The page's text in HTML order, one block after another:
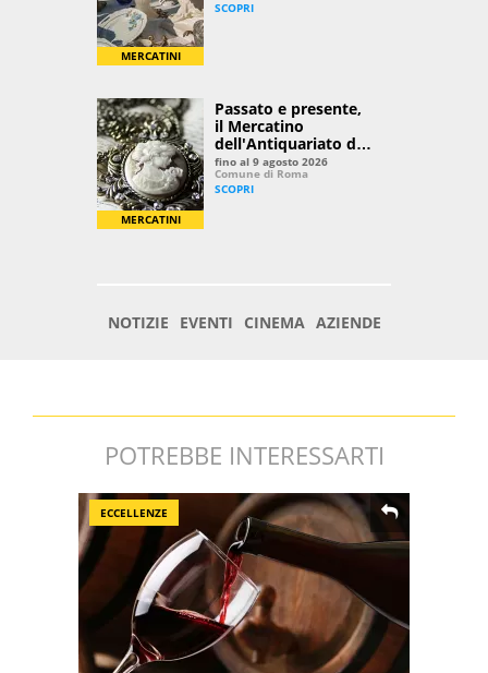
POTREBBE INTERESSARTI
ECCELLENZE